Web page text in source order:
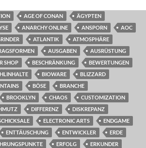
AGE OF CONAN
ÄGYPTEN
ANARCHY ONLINE ANSPORN
AOC
ATLANTIK
ATMOSPHÄRE
AUSGABEN
AUSRÜSTUNG
SHOP BESCHRÄNKUNG
BEWERTUNGEN
BIOWARE
BLIZZARD
BÖSE
BRANCHE
BROOKLYN CHAOS
CUSTOMIZATION
DIFFERENZ
DISKREPANZ
ELECTRONIC ARTS
ENDGAME
ENTTÄUSCHUNG ENTWICKLER
ERDE
ERFOLG
ERKUNDER